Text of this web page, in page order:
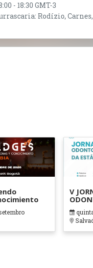
- 18:30 GMT-3
Rodízio,
V
BAHIA